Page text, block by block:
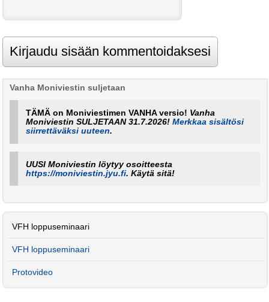
Vanha Moniviestin suljetaan
TÄMÄ on Moniviestimen VANHA versio! Vanha
Moniviestin SULJETAAN 31.7.2026!Merkkaa sisältösi
siirrettäväksi uuteen.
UUSI Moniviestin löytyy osoitteesta
https://moniviestin.jyu.fi. Käytä sitä!
VFH loppuseminaari
VFH loppuseminaari
Protovideo